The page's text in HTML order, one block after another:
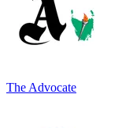
The Advocate